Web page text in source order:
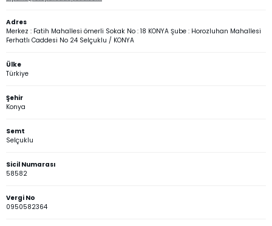
Adres
Merkez : Fatih Mahallesi ömerli Sokak No : 18 KONYA Şube : Horozluhan Mahallesi
Ferhatlı Caddesi No 24 Selçuklu / KONYA
Ülke
Türkiye
Şehir
Konya
Semt
Selçuklu
Sicil Numarası
58582
Vergi No
0950582364